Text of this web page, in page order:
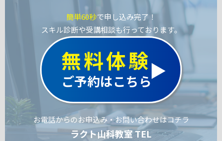
簡単60秒で申し込み完了！
スキル診断や受講相談も行っております。
無料体験
ご予約はこちら
お電話からのお申込み・お問い合わせはコチラ
ラクト山科教室 TEL